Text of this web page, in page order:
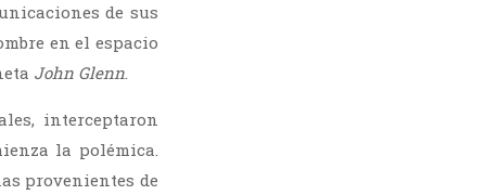
de sus
en el espacio
John Glenn.
interceptaron
la polémica.
provenientes de